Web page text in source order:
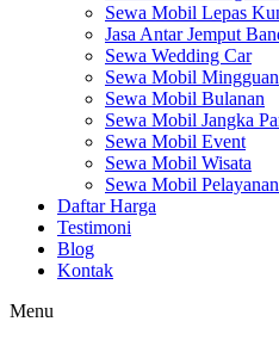
Sewa Mobil Lepas
Jasa Antar Jemput
Sewa Wedding Car
Sewa Mobil Mingguan
Sewa Mobil Bulanan
Sewa Mobil Jangka
Sewa Mobil Event
Sewa Mobil Wisata
Sewa Mobil
Daftar Harga
Testimoni
Blog
Kontak
Menu